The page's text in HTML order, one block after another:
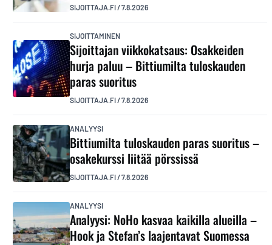
SIJOITTAJA.FI/7.8.2026
SIJOITTAMINEN
Sijoittajan viikkokatsaus: Osakkeiden
hurja paluu – Bittiumilta tuloskauden
paras suoritus
SIJOITTAJA.FI/7.8.2026
ANALYYSI
Bittiumilta tuloskauden paras suoritus –
osakekurssi liitää pörssissä
SIJOITTAJA.FI/7.8.2026
ANALYYSI
Analyysi: NoHo kasvaa kaikilla alueilla –
Hook ja Stefan’s laajentavat Suomessa